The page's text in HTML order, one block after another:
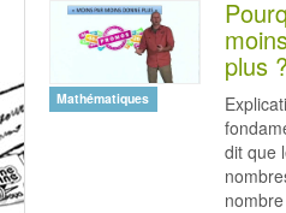
ayant
tag
“opposé”
Mathématiques
plus ?
dit que